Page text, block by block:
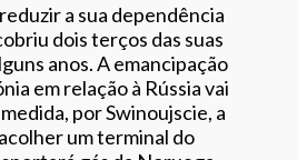
a sua dependência
dois terços das suas
anos. A emancipação
em relação à Rússia vai
por Swinoujscie, a
um terminal do